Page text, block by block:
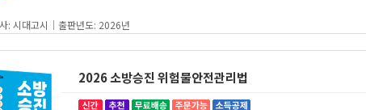
: 시대고시｜출판년도: 2026년
2026 소방승진 위험물안전관리법